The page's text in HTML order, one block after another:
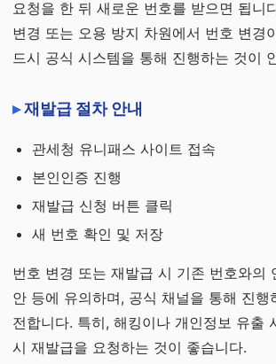
요청을 한 뒤 새로운 번호를 받으면 됩니
변경 또는 오용 방지 차원에서 번호 변경
드시 공식 시스템을 통해 진행하는 것이
재발급 절차 안내
관세청 유니패스 사이트 접속
본인인증 진행
재발급 신청 버튼 클릭
새 번호 확인 및 저장
번호 변경 또는 재발급 시 기존 번호와의
안 등에 유의하며, 공식 채널을 통해 진행
전합니다. 특히, 해킹이나 개인정보 유출
시 재발급을 요청하는 것이 좋습니다.